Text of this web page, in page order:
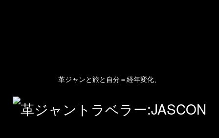
革ジャンと旅と自分＝経年変化、